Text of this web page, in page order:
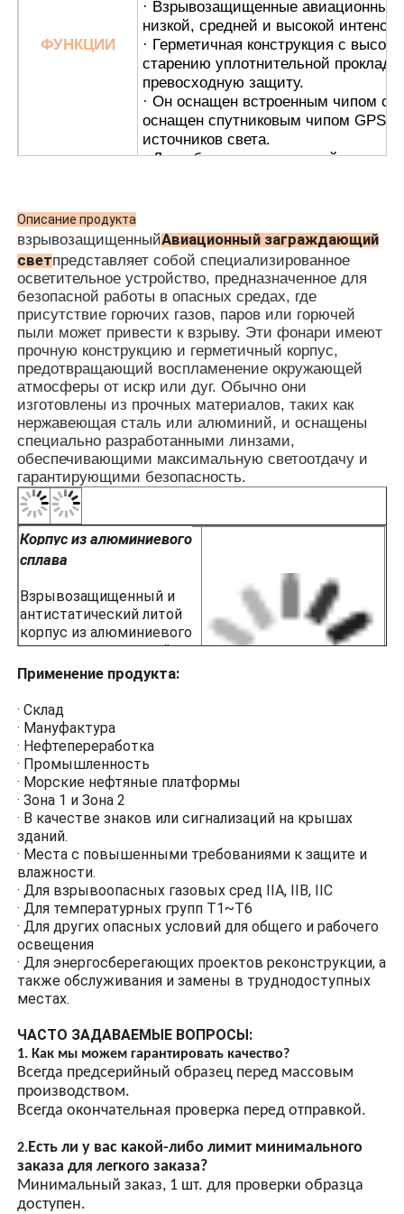
ФУНКЦИИ
· Взрывозащищенные авиационные
низкой, средней и высокой
· Герметичная конструкция с
старению уплотнительной
превосходную защиту.
· Он оснащен встроенным чипом с
оснащен спутниковым чипом GPS и
источников света.
· Для обеспечения высокой
и установки; пожалуйста, укажите
· Подходит как для стальных труб,
ПРИЛОЖЕНИЕ
· Нефтегазовые платформы
· Химические перерабатывающие
· Зерновые силосы и мукомольные
· Морские буровые установки
· Станции СПГ
· Угольные шахты и туннельная
· Склады опасного хранения
· Зона 1 и Зона 2
· Для температурных групп T1~T6
· Для взрывоопасных газовых сред
Описание продукта
взрывозащищенныйАвиационный заграждающий
светпредставляет собой специализированное
осветительное устройство, предназначенное для
безопасной работы в опасных средах, где
присутствие горючих газов, паров или горючей
пыли может привести к взрыву. Эти фонари имеют
прочную конструкцию и герметичный корпус,
предотвращающий воспламенение окружающей
атмосферы от искр или дуг. Обычно они
изготовлены из прочных материалов, таких как
нержавеющая сталь или алюминий, и оснащены
специально разработанными линзами,
обеспечивающими максимальную светоотдачу и
гарантирующими безопасность.
Корпус из алюминиевого
сплава
Взрывозащищенный и
антистатический литой
корпус из алюминиевого
сплава с пластиковой
поверхностью,
напыленной
электростатическим
способом, для
обеспечения
коррозионной стойкости,
антистатичности и
ударопрочности.
Высокопрочное
защита из высокопрочного
закаленного стекла
предотвращает контакт
освещения с горючими
газами и возникновение
Энергосберегающий
дизайн
Светодиодные лампы
высокой яркости,
энергосберегающие
имеют высокую яркость и
более энергоэффективны,
чем обычные лампы.
Применение продукта:
· Склад
· Мануфактура
· Нефтепереработка
· Промышленность
· Морские нефтяные платформы
· Зона 1 и Зона 2
· В качестве знаков или сигнализаций на крышах
зданий.
· Места с повышенными требованиями к защите и
влажности.
· Для взрывоопасных газовых сред IIA, IIB, IIC
· Для температурных групп T1~T6
· Для других опасных условий для общего и рабочего
освещения
· Для энергосберегающих проектов реконструкции, а
также обслуживания и замены в труднодоступных
местах.
ЧАСТО ЗАДАВАЕМЫЕ ВОПРОСЫ:
1. Как мы можем гарантировать качество?
Всегда предсерийный образец перед массовым
производством.
Всегда окончательная проверка перед отправкой.
2.Есть ли у вас какой-либо лимит минимального
заказа для легкого заказа?
Минимальный заказ, 1 шт. для проверки образца
доступен.